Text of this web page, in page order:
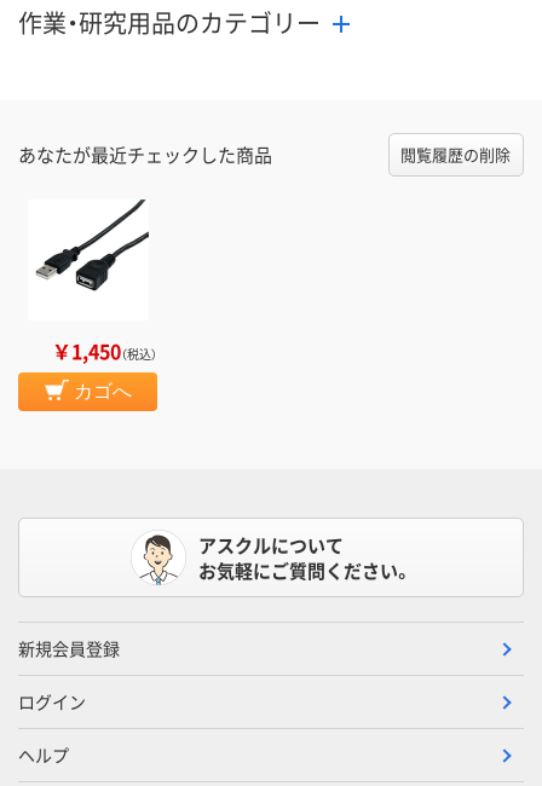
作業・研究用品のカテゴリー
あなたが最近チェックした商品 閲覧履歴の削除
￥1,450（税込）
カゴへ
アスクルについて
お気軽にご質問ください。
新規会員登録
ログイン
ヘルプ